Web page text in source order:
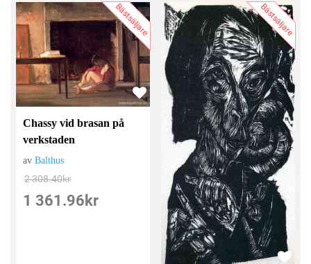
Bästsäljare
Chassy vid brasan på
verkstaden
avBalthus
2 308.40kr
1 361.96 kr
Bästsäljare